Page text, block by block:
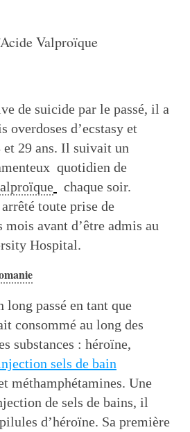
Valproïque
de suicide par le passé, il a
overdoses d’ecstasy et
et 29 ans. Il suivait un
quotidien de
chaque soir.
toute prise de
avant d’être admis au
Hospital.
passé en tant que
consommé au long des
substances : héroïne,
méthamphétamines. Une
de sels de bains, il
d’héroïne. Sa première